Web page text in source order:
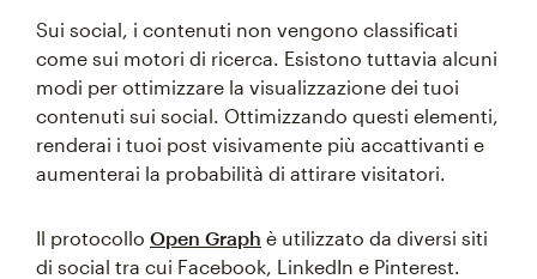
Sui social, i contenuti non vengono classificati
come sui motori di ricerca. Esistono tuttavia alcuni
modi per ottimizzare la visualizzazione dei tuoi
contenuti sui social. Ottimizzando questi elementi,
renderai i tuoi post visivamente più accattivanti e
aumenterai la probabilità di attirare visitatori.
Il protocollo Open Graph è utilizzato da diversi siti
di social tra cui Facebook, LinkedIn e Pinterest.